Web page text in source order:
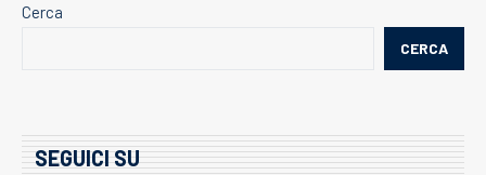
Cerca
CERCA
SEGUICI SU